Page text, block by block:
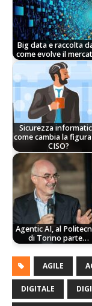
Big data e raccolta
come evolve il
Sicurezza
come cambia la figura
CISO?
Agentic AI, al
di Torino parte…
AGILE
DIGITALE